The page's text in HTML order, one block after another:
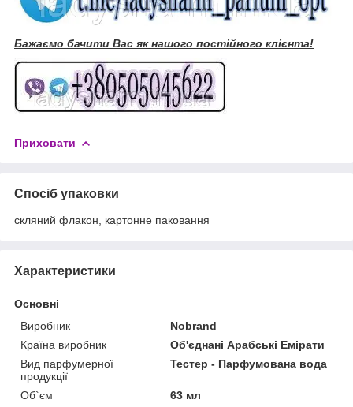
Бажаємо бачити Вас як нашого постійного клієнта!
Приховати
Спосіб упаковки
скляний флакон, картонне паковання
Характеристики
Основні
Виробник
Nobrand
Країна виробник
Об'єднані Арабські Емірати
Вид парфумерної
продукції
Тестер - Парфумована вода
Об`єм
63 мл